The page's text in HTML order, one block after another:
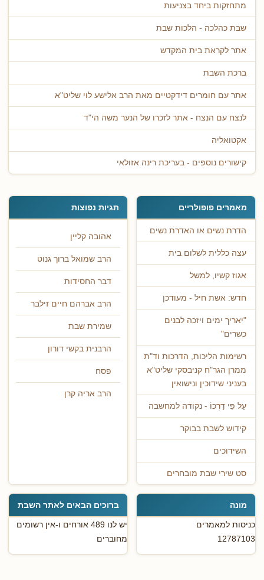
מתחזקות ביחד בצניעות
שבת כהלכה - הלכות שבת
אתר לקראת בית המקדש
ברכת השבת
אתר עם חומרים דידקטיים מאת הרב אלישע לוי שליט"א
לנצח עם הנצח - אתר לזכרו של הנער משה הי"ד
אקטואליה
קישורים נוספים - בעריכת רינה אזולאי
מאמרים פופולריים
הדרת נשים או האדרת נשים
עצה כללית לשלום בית
אגוז קשיו, למשל
חדש: אשת חיל - מעודכן
"יאריך ימים ויזכה לבנים
כשרים"
רשימות הליכות, הדרכות וד"ת
ממרן הגר"ח קניבסקי שליט"א
בעניני שידוכין ונישואין
עַל פִּי דַרְכּוֹ - נקודה למחשבה
קידוש לשבת בבוקר
השידוכים
סט שירי שבת מובחרים
תגיות נפוצות
אהובה קליין
הרב שמואל ברוך גנוט
דבר החסידות
הרב אברהם חיים זילבר
שמירת שבת
הרבנית בקשי דורון
פסח
הרב אריה קרן
מונה
כניסות למאמרים
12787103
ברוכים הבאים לאתר השבת
יש לנו 489 אורחים ו-אין רשומים
מחוברים